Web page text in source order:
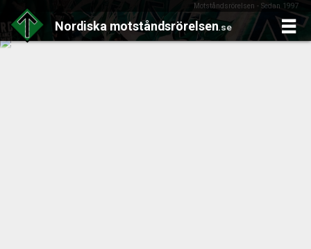
Motståndsrörelsen - Sedan 1997
Nordiska motståndsrörelsen.se